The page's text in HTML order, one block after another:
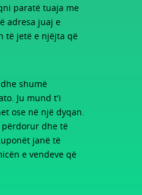
paratë tuaja me
adresa juaj e
të jetë e njëjta që
shumë
Ju mund t'i
ose në një dyqan.
dhe të
janë të
e vendeve që